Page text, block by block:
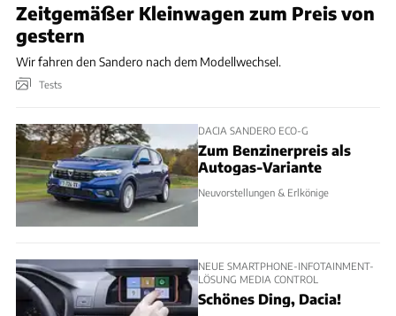
Zeitgemäßer Kleinwagen zum Preis von
gestern
Wir fahren den Sandero nach dem Modellwechsel.
Tests
DACIA SANDERO ECO-G
Zum Benzinerpreis als
Autogas-Variante
Neuvorstellungen & Erlkönige
NEUE SMARTPHONE-INFOTAINMENT-
LÖSUNG MEDIA CONTROL
Schönes Ding, Dacia!